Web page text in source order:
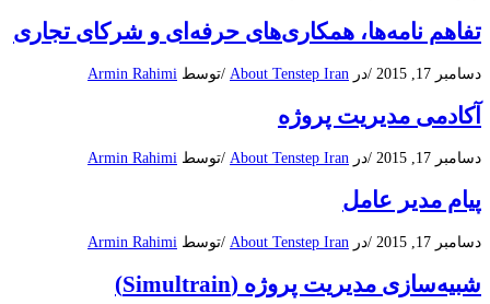
تفاهم نامه‌ها، همکاری‌های حرفه‌ای و شرکای تجاری
دسامبر 17, 2015 /در About Tenstep Iran
/توسط Armin Rahimi
آکادمی مدیریت پروژه
دسامبر 17, 2015 /در About Tenstep Iran
/توسط Armin Rahimi
پیام مدیر عامل
دسامبر 17, 2015 /در About Tenstep Iran
/توسط Armin Rahimi
شبیه‌سازی مدیریت پروژه (Simultrain)